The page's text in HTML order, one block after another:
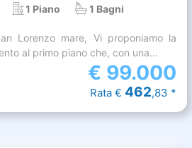
1 Piano 1 Bagni
Lorenzo mare, Vi proponiamo la
al primo piano che, con una...
€ 99.000
Rata € 462,83 *